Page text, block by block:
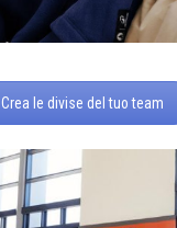
Crea le divise del tuo team